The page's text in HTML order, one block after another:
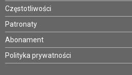
Częstotliwości
Patronaty
Abonament
Polityka prywatności